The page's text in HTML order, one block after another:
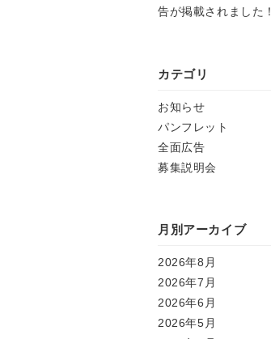
告が掲載されました！
カテゴリ
お知らせ
パンフレット
全面広告
募集説明会
月別アーカイブ
2026年8月
2026年7月
2026年6月
2026年5月